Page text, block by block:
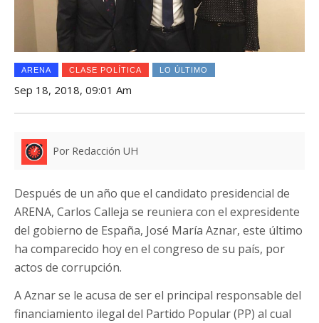
ARENA CLASE POLÍTICA LO ÚLTIMO
Sep 18, 2018, 09:01 Am
Por Redacción UH
Después de un año que el candidato presidencial de
ARENA, Carlos Calleja se reuniera con el expresidente
del gobierno de España, José María Aznar, este último
ha comparecido hoy en el congreso de su país, por
actos de corrupción.
A Aznar se le acusa de ser el principal responsable del
financiamiento ilegal del Partido Popular (PP) al cual